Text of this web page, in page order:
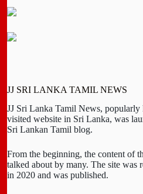
JJ SRI LANKA TAMIL NEWS
JJ Sri Lanka Tamil News, popularly
visited website in Sri Lanka, was
Sri Lankan Tamil blog.
From the beginning, the content of
talked about by many. The site was
in 2020 and was published.